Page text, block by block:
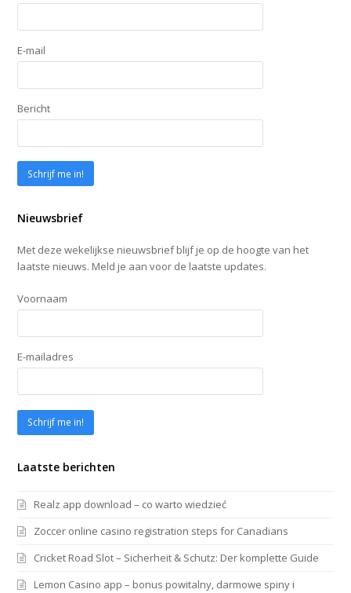
E-mail
Bericht
Nieuwsbrief
Met deze wekelijkse nieuwsbrief blijf je op de hoogte van het
laatste nieuws. Meld je aan voor de laatste updates.
Voornaam
E-mailadres
Laatste berichten
Realz app download – co warto wiedzieć
Zoccer online casino registration steps for Canadians
Cricket Road Slot – Sicherheit & Schutz: Der komplette Guide
Lemon Casino app – bonus powitalny, darmowe spiny i